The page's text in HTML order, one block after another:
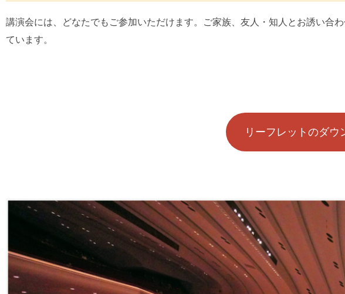
講演会には、どなたでもご参加いただけます。ご家族、友人・知人とお誘い合
ています。
リーフレットのダウ